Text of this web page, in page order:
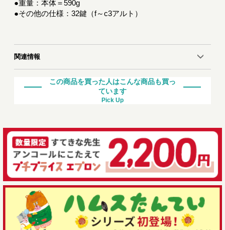
●重量：本体＝590g
●その他の仕様：32鍵（f～c3アルト）
関連情報
この商品を買った人はこんな商品も買っ
ています
Pick Up